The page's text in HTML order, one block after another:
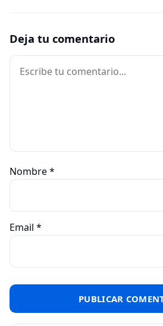
Deja tu comentario
Comentario
Nombre*
Email *